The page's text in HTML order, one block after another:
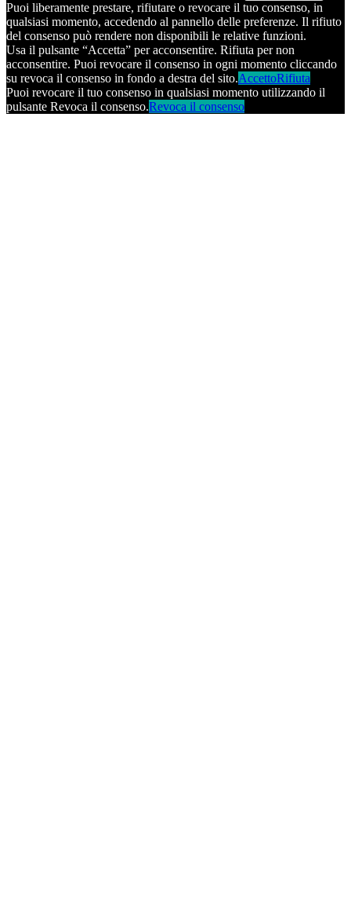
Puoi liberamente prestare, rifiutare o revocare il tuo consenso, in
qualsiasi momento, accedendo al pannello delle preferenze. Il rifiuto
del consenso può rendere non disponibili le relative funzioni.
Usa il pulsante “Accetta” per acconsentire. Rifiuta per non
acconsentire. Puoi revocare il consenso in ogni momento cliccando
su revoca il consenso in fondo a destra del sito.AccettoRifiuta
Puoi revocare il tuo consenso in qualsiasi momento utilizzando il
pulsante Revoca il consenso.Revoca il consenso